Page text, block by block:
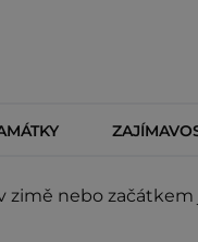
zimě nebo začátkem